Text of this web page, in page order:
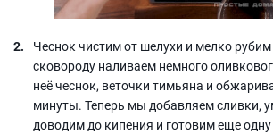
Чеснок чистим от шелухи и мелко
сковороду наливаем немного
неё чеснок, веточки тимьяна и
минуты. Теперь мы добавляем сливки,
доводим до кипения и готовим еще